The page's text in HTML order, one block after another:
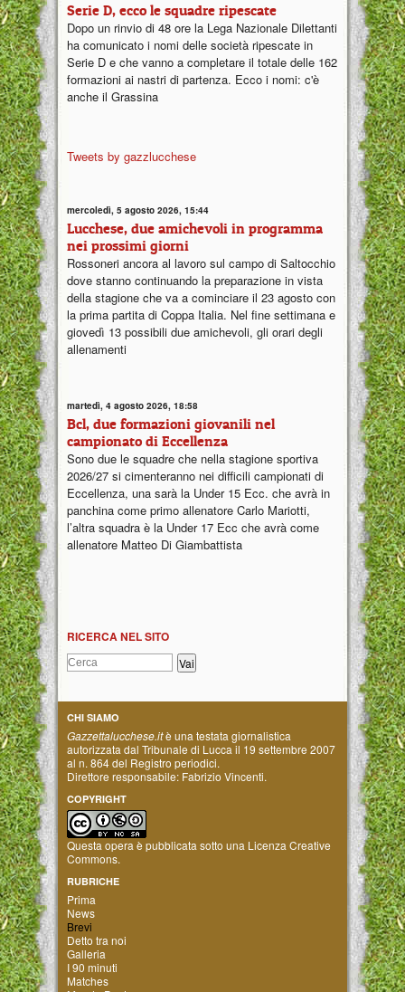
Serie D, ecco le squadre ripescate
Dopo un rinvio di 48 ore la Lega Nazionale Dilettanti
ha comunicato i nomi delle società ripescate in
Serie D e che vanno a completare il totale delle 162
formazioni ai nastri di partenza. Ecco i nomi: c'è
anche il Grassina
Tweets by gazzlucchese
mercoledì, 5 agosto 2026, 15:44
Lucchese, due amichevoli in programma
nei prossimi giorni
Rossoneri ancora al lavoro sul campo di Saltocchio
dove stanno continuando la preparazione in vista
della stagione che va a cominciare il 23 agosto con
la prima partita di Coppa Italia. Nel fine settimana e
giovedì 13 possibili due amichevoli, gli orari degli
allenamenti
martedì, 4 agosto 2026, 18:58
Bcl, due formazioni giovanili nel
campionato di Eccellenza
Sono due le squadre che nella stagione sportiva
2026/27 si cimenteranno nei difficili campionati di
Eccellenza, una sarà la Under 15 Ecc. che avrà in
panchina come primo allenatore Carlo Mariotti,
l’altra squadra è la Under 17 Ecc che avrà come
allenatore Matteo Di Giambattista
RICERCA NEL SITO
CHI SIAMO
Gazzettalucchese.itè una testata giornalistica
autorizzata dal Tribunale di Lucca il 19 settembre 2007
al n. 864 del Registro periodici.
Direttore responsabile: Fabrizio Vincenti.
COPYRIGHT
Questa opera è pubblicata sotto una Licenza Creative
Commons.
RUBRICHE
Prima
News
Brevi
Detto tra noi
Galleria
I 90 minuti
Matches